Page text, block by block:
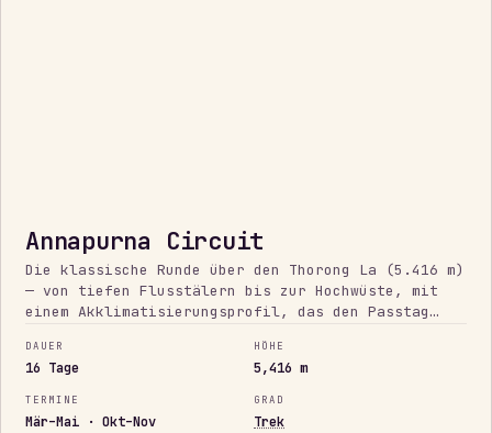
Annapurna Circuit
Die klassische Runde über den Thorong La (5.416 m)
— von tiefen Flusstälern bis zur Hochwüste, mit
einem Akklimatisierungsprofil, das den Passtag
DAUER
16 Tage
HÖHE
5,416 m
TERMINE
Mär–Mai · Okt–Nov
GRAD
Trek